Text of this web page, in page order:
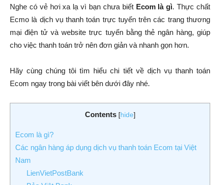
Nghe có vẻ hơi xa lạ vì bạn chưa biết Ecom là gì. Thực chất
Ecmo là dịch vụ thanh toán trực tuyến trên các trang thương
mại điện tử và website trực tuyến bằng thẻ ngân hàng, giúp
cho việc thanh toán trở nên đơn giản và nhanh gọn hơn.
Hãy cùng chúng tôi tìm hiểu chi tiết về dịch vụ thanh toán
Ecom ngay trong bài viết bên dưới đây nhé.
Contents [hide]
Ecom là gì?
Các ngân hàng áp dụng dịch vụ thanh toán Ecom tại Việt
Nam
LienVietPostBank